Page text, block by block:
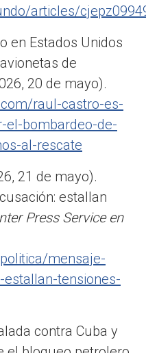
articles/
en Estados Unidos
de
20 de mayo).
raul-castro-es-
el-bombardeo-de-
al-rescate
21 de mayo).
estallan
Press Service en
mensaje-
tensiones-
contra Cuba y